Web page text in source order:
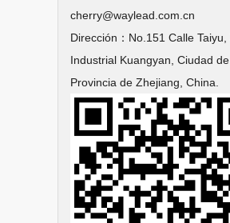
cherry@waylead.com.cn
Dirección： No.151 Calle Taiyu,
Industrial Kuangyan, Ciudad de
Provincia de Zhejiang, China.